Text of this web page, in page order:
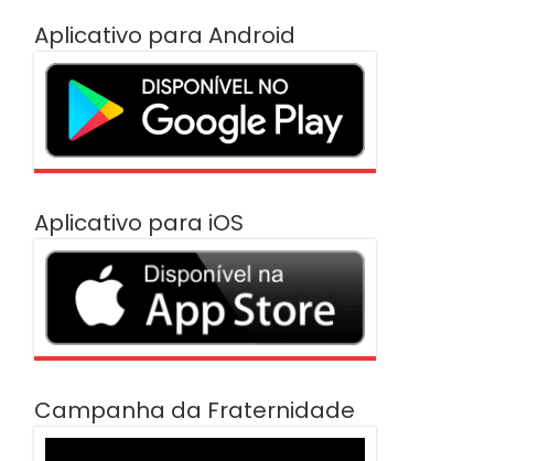
Aplicativo para Android
Aplicativo para iOS
Campanha da Fraternidade